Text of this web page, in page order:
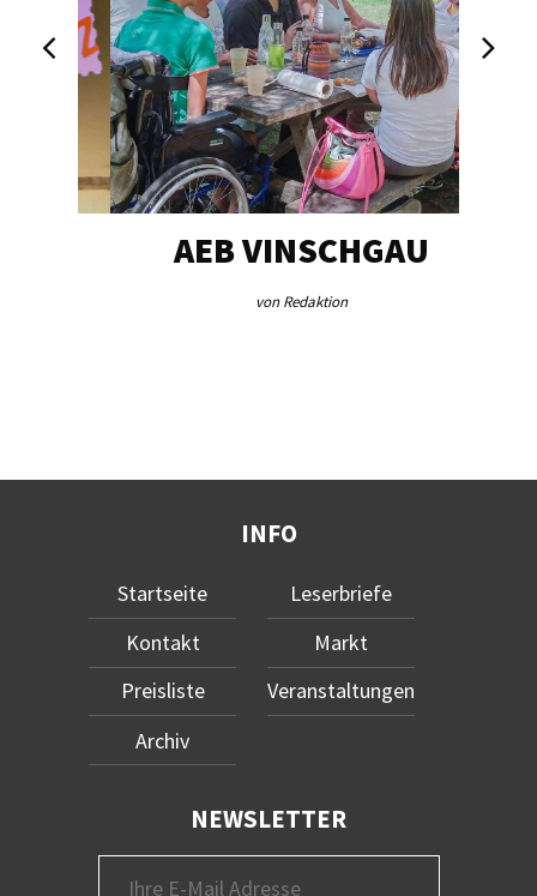
AEB VINSCHGAU
von Redaktion
INFO
Startseite
Kontakt
Preisliste
Archiv
Leserbriefe
Markt
Veranstaltungen
NEWSLETTER